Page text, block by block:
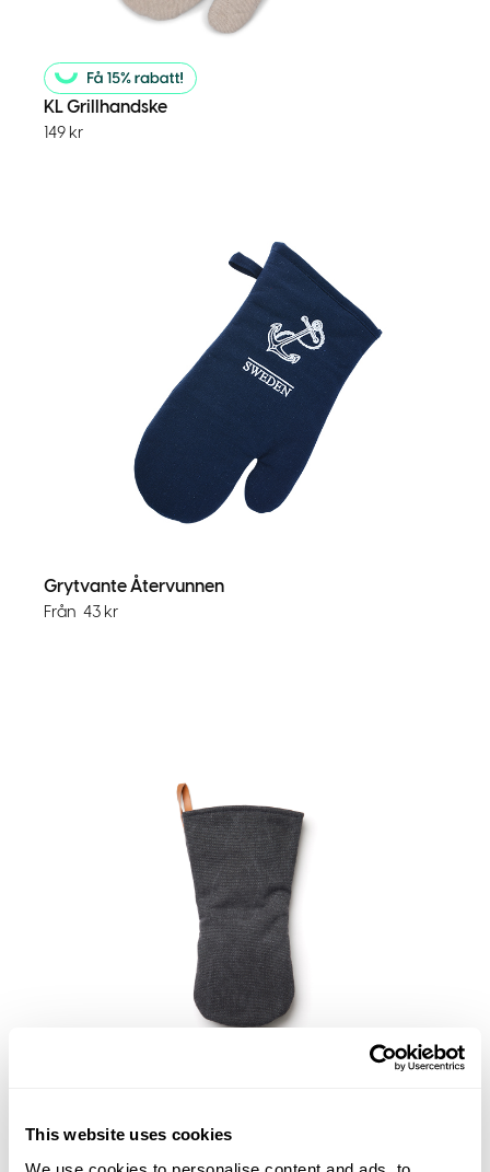
This website uses cookies
KL Grillhandske
149 kr
Grytvante Återvunnen
Från 43 kr
Asado grytvante
kr